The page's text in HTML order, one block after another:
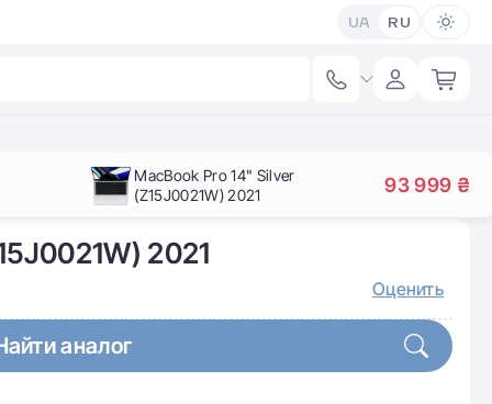
UA RU
MacBook Pro 14" Silver
(Z15J0021W) 2021
93 999 ₴
2021
Оценить
аналог